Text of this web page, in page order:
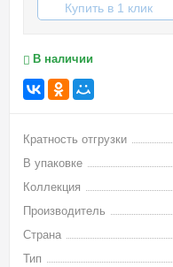
Купить в 1 клик
В наличии
Кратность отгрузки
В упаковке
Коллекция
Производитель
Страна
Тип